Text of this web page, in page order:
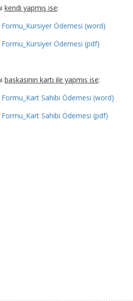
kendi yapmış ise:
Ödemesi (word)
Ödemesi (pdf)
başkasının kartı ile yapmış ise:
Sahibi Ödemesi (word)
Sahibi Ödemesi (pdf)